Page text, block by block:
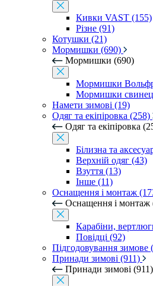
Кивки VAST (155)
Різне (91)
Котушки (21)
Мормишки (690)
Мормишки (690)
Мормишки
Мормишки
Намети зимові (19)
Одяг та екіпіровка (258)
Одяг та екіпіровка
Білизна та
Верхній одяг (43)
Взуття (13)
Інше (11)
Оснащення і монтаж
Оснащення і монтаж
Карабіни,
Повідці (92)
Підгодовування зимове
Принади зимові (911)
Принади зимові (911)